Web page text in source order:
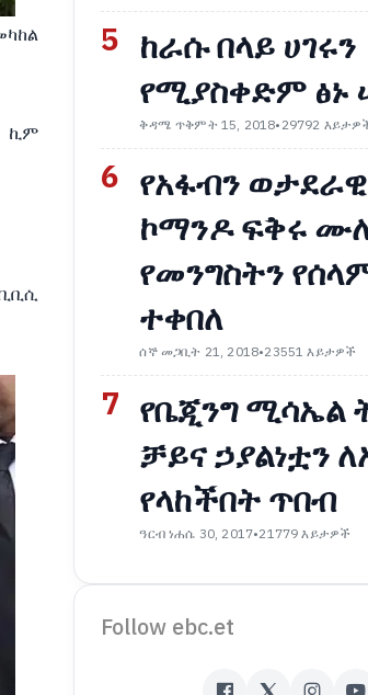
ኪም
5 ከራሱ በላይ ሀገሩን
የሚያስቀድም ፅኑ
ቅዳሜ ጥቅምት 15, 2018•29792
6 የአፋብን
ኮማንዶ ፍቅሩ
የመንግስትን
ተቀበለ
ሰኞ መጋቢት 21, 2018•23551 እይታዎች
7 የቤጂንግ ሚሳኤል
ቻይና ኃያልነቷን
የላከችበት ጥበብ
ዓርብ ነሐሴ 30, 2017•21779 እይታዎች
Follow ebc.et